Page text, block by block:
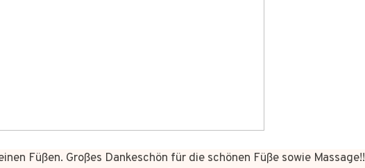
Füßen. Großes Dankeschön für die schönen Füße sowie Massage!!